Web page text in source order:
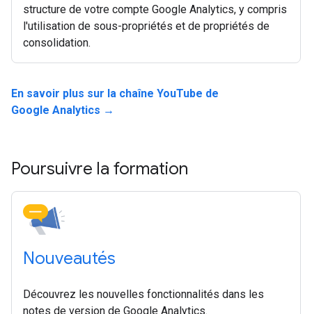
structure de votre compte Google Analytics, y compris
l'utilisation de sous-propriétés et de propriétés de
consolidation.
En savoir plus sur la chaîne YouTube de
Google Analytics →
Poursuivre la formation
Nouveautés
Découvrez les nouvelles fonctionnalités dans les
notes de version de Google Analytics.